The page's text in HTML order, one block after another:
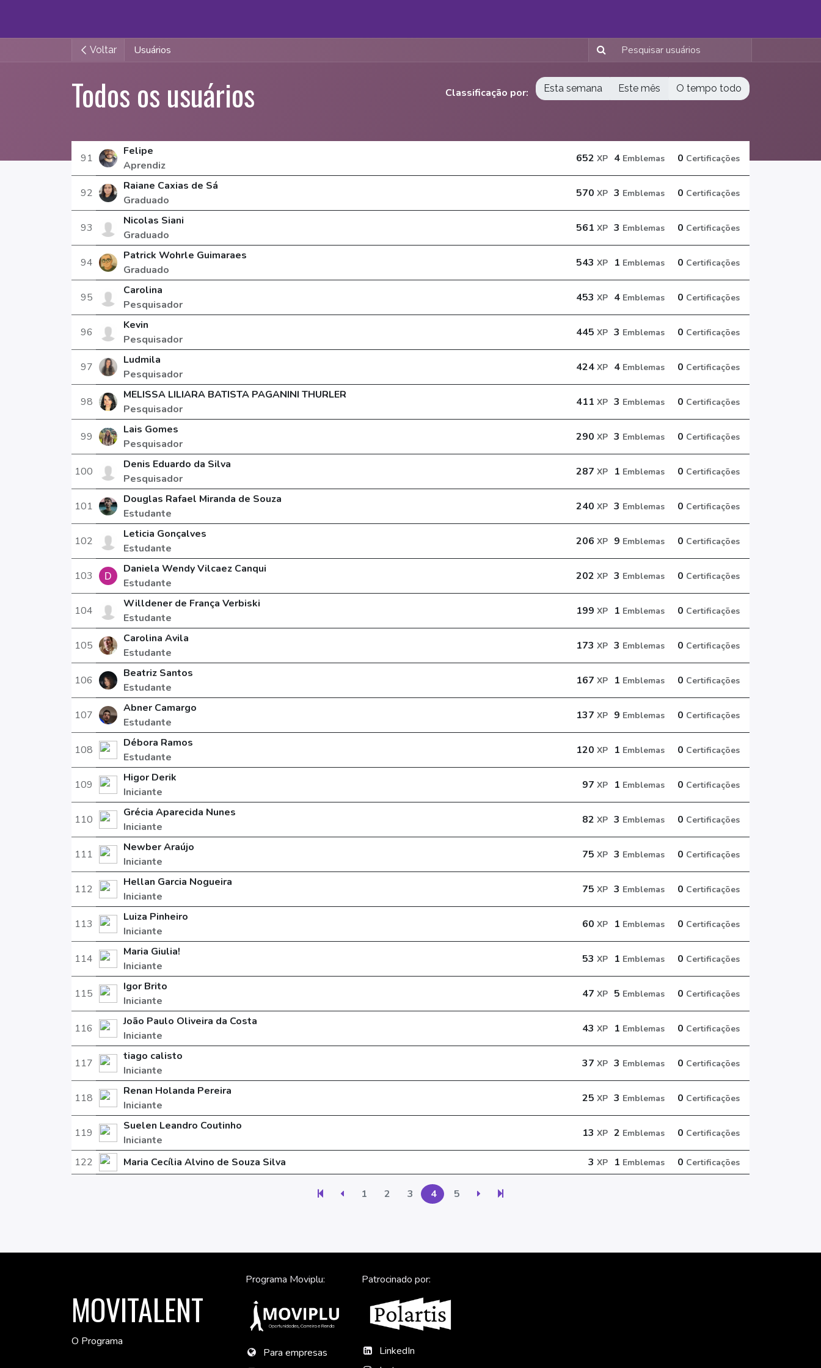
Voltar Usuários
Todos os usuários Classificação por: Esta semana Este mês O tempo todo
91
Felipe
Aprendiz
652 XP 4 Emblemas 0 Certificações
92
Raiane Caxias de Sá
Graduado
570 XP 3 Emblemas 0 Certificações
93
Nicolas Siani
Graduado
561 XP 3 Emblemas 0 Certificações
94
Patrick Wohrle Guimaraes
Graduado
543 XP 1 Emblemas 0 Certificações
95
Carolina
Pesquisador
453 XP 4 Emblemas 0 Certificações
96
Kevin
Pesquisador
445 XP 3 Emblemas 0 Certificações
97
Ludmila
Pesquisador
424 XP 4 Emblemas 0 Certificações
98
MELISSA LILIARA BATISTA PAGANINI THURLER
Pesquisador
411 XP 3 Emblemas 0 Certificações
99
Lais Gomes
Pesquisador
290 XP 3 Emblemas 0 Certificações
100
Denis Eduardo da Silva
Pesquisador
287 XP 1 Emblemas 0 Certificações
101
Douglas Rafael Miranda de Souza
Estudante
240 XP 3 Emblemas 0 Certificações
102
Leticia Gonçalves
Estudante
206 XP 9 Emblemas 0 Certificações
103
Daniela Wendy Vilcaez Canqui
Estudante
202 XP 3 Emblemas 0 Certificações
104
Willdener de França Verbiski
Estudante
199 XP 1 Emblemas 0 Certificações
105
Carolina Avila
Estudante
173 XP 3 Emblemas 0 Certificações
106
Beatriz Santos
Estudante
167 XP 1 Emblemas 0 Certificações
107
Abner Camargo
Estudante
137 XP 9 Emblemas 0 Certificações
108
Débora Ramos
Estudante
120 XP 1 Emblemas 0 Certificações
109
Higor Derik
Iniciante
97 XP 1 Emblemas 0 Certificações
110
Grécia Aparecida Nunes
Iniciante
82 XP 3 Emblemas 0 Certificações
111
Newber Araújo
Iniciante
75 XP 3 Emblemas 0 Certificações
112
Hellan Garcia Nogueira
Iniciante
75 XP 3 Emblemas 0 Certificações
113
Luiza Pinheiro
Iniciante
60 XP 1 Emblemas 0 Certificações
114
Maria Giulia!
Iniciante
53 XP 1 Emblemas 0 Certificações
115
Igor Brito
Iniciante
47 XP 5 Emblemas 0 Certificações
116
João Paulo Oliveira da Costa
Iniciante
43 XP 1 Emblemas 0 Certificações
117
tiago calisto
Iniciante
37 XP 3 Emblemas 0 Certificações
118
Renan Holanda Pereira
Iniciante
25 XP 3 Emblemas 0 Certificações
119
Suelen Leandro Coutinho
Iniciante
13 XP 2 Emblemas 0 Certificações
122 Maria Cecília Alvino de Souza Silva 3 XP 1 Emblemas 0 Certificações
1 2 3 4 5
MOVITALENT
O Programa
Programa Moviplu:
Para empresas
Patrocinado por:
LinkedIn